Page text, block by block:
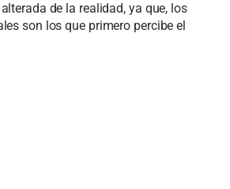
de la realidad, ya que, los
son los que primero percibe el